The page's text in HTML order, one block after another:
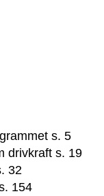
s. 5
drivkraft s. 19
32
154